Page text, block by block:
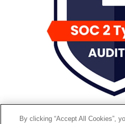
By clicking “Accept All Cookies”,